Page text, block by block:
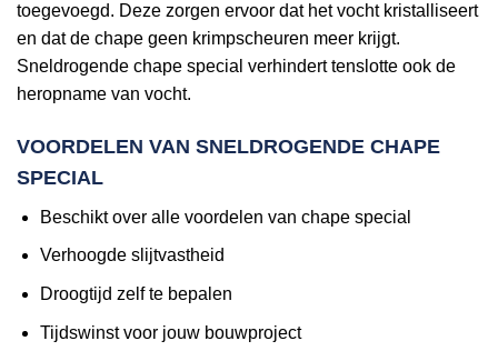
toegevoegd. Deze zorgen ervoor dat het vocht kristalliseert
en dat de chape geen krimpscheuren meer krijgt.
Sneldrogende chape special verhindert tenslotte ook de
heropname van vocht.
VOORDELEN VAN SNELDROGENDE CHAPE
SPECIAL
Beschikt over alle voordelen van chape special
Verhoogde slijtvastheid
Droogtijd zelf te bepalen
Tijdswinst voor jouw bouwproject